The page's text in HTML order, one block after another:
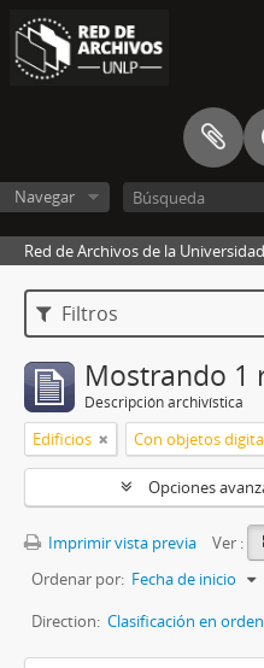
Navegar
Red de Archivos de la
Filtros
Mostrando 1
Descripción archivística
Edificios Con objetos
Opciones
Imprimir vista previa
Ver :
Ordenar por: Fecha de inicio
Direction: Clasificación en